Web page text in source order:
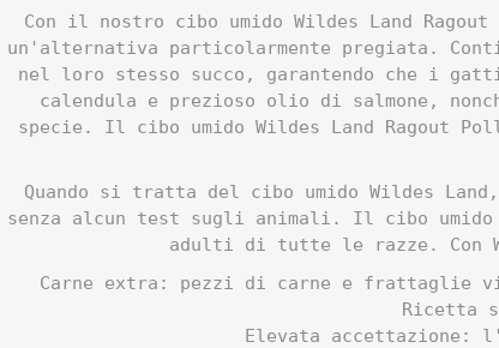
Con il nostro cibo umido Wildes Land
un'alternativa particolarmente pregiata.
nel loro stesso succo, garantendo che i
calendula e prezioso olio di salmone,
specie. Il cibo umido Wildes Land Ragout
Quando si tratta del cibo umido Wildes
senza alcun test sugli animali. Il cibo umido
adulti di tutte le razze. Con
Carne extra: pezzi di carne e frattaglie
Ricetta
Elevata